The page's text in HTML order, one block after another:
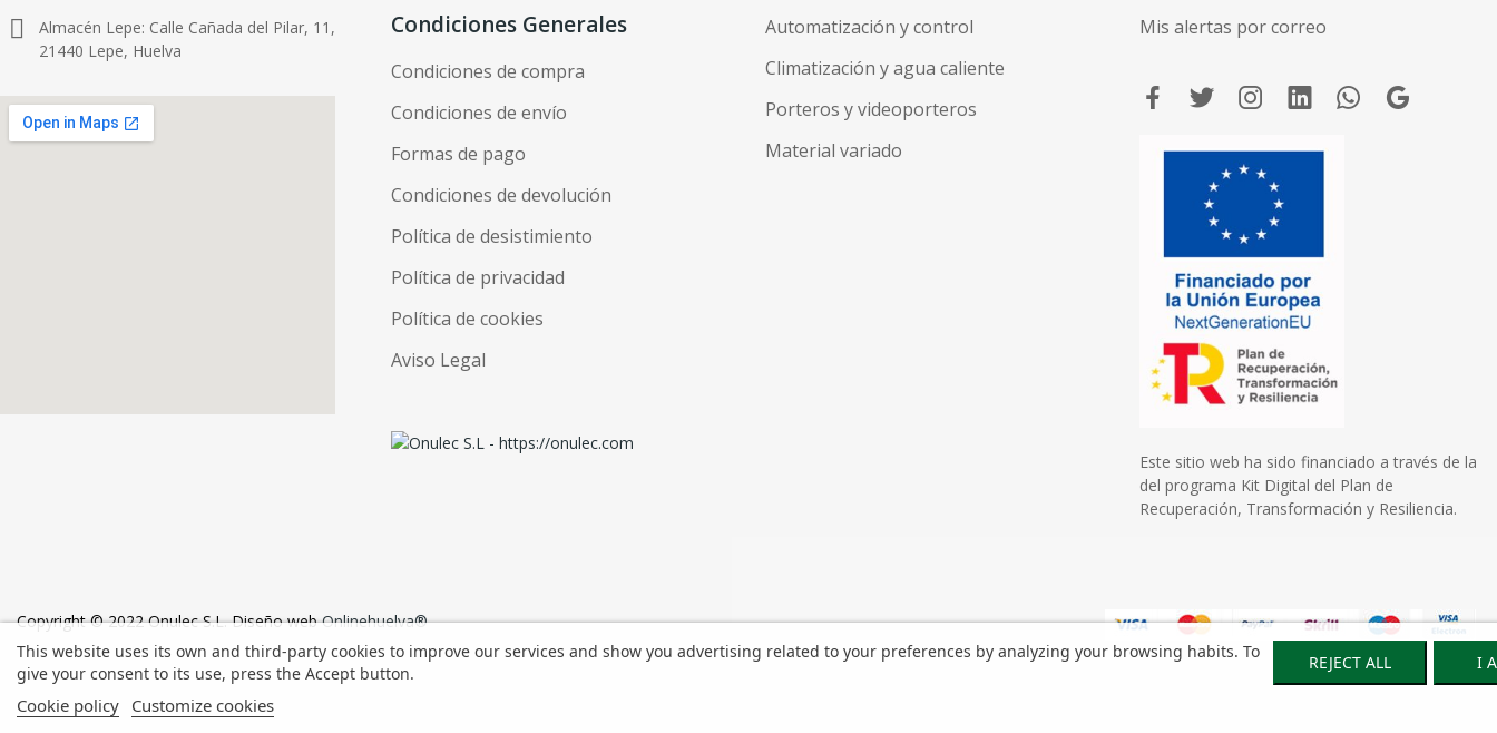
Almacén Lepe: Calle Cañada del Pilar, 11,
21440 Lepe, Huelva
Condiciones Generales
Condiciones de compra
Condiciones de envío
Formas de pago
Condiciones de devolución
Política de desistimiento
Política de privacidad
Política de cookies
Aviso Legal
Automatización y control
Climatización y agua caliente
Porteros y videoporteros
Material variado
Mis alertas por correo
Este sitio web ha sido financiado a través de la
del programa Kit Digital del Plan de
Recuperación, Transformación y Resiliencia.
Copyright © 2022 Onulec S.L. Diseño webOnlinehuelva®
This website uses its own and third-party cookies to improve our services and show you advertising related to your preferences by analyzing your browsing habits. To
give your consent to its use, press the Accept button.
Cookie policy Customize cookies
REJECT ALL I